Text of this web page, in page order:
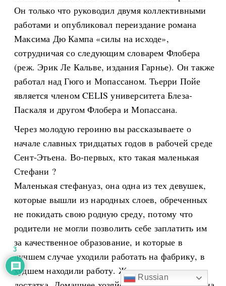
Он только что руководил двумя коллективными
работами и опубликовал переиздание романа
Максима Дю Кампа «силы на исходе»,
сотрудничая со следующим словарем Флобера
(реж. Эрик Ле Кальве, издания Гарнье). Он также
работал над Гюго и Мопассаном. Тьерри Пойе
является членом CELIS университета Блеза-
Паскаля и другом Флобера и Мопассана.
Через молодую героиню вы рассказываете о
начале славных тридцатых годов в рабочей среде
Сент-Этьена. Во-первых, кто такая маленькая
Стефани ?
Маленькая стефануаз, она одна из тех девушек,
которые вышли из народных слоев, обреченных
не покидать свою родную среду, потому что
родители не могли позволить себе заплатить им
за качественное образование, и которые в
лучшем случае уходили работать на фабрику, в
худшем находили работу. Женщина среднего
Russian
3